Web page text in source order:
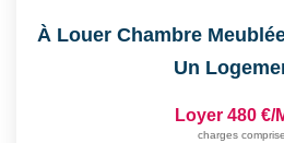
À Louer Chambre
Un
Loyer 480 €/
charges